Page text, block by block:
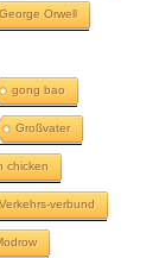
George Orwell
gong bao
Großvater
chicken
verbund